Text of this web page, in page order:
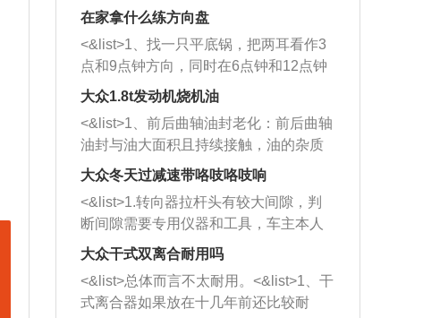
者是细棍，直接将杂物给取出来，如果
堵塞情况比较严重，也可以采取应急措
施。 <&list>2、直接利用木棍将所有的
杂物推到排气管里面的位置处，然后将
三元催化器拆解开，就可以将堵塞的东
西取出来。但如果是因为积碳过多引起
的堵塞，就需要将三元催化器泡在草酸
洗剂对堵塞的情况得到解决，将清洗剂
放在燃油箱中，与燃油混合后，车辆启
动时，就可以和汽油一起进入到燃烧
室，最后形成废气排出，就可以让三元
催化器得到清洗，排气管堵塞的情况就
能够得到解决。
在家拿什么练方向盘
<&list>1、找一只平底锅，把两耳看作3
点和9点钟方向，同时在6点钟和12点钟
方向做一个标记。 <&list>2、双手握住
一圈半的练习，往右同样也要打相同的
圈数。 <&list>3、最后强调要反复练
习，这样就可以形成肌肉记忆，在真实
驾驶车辆时，不需要记忆也能打好方
向。
大众1.8t发动机烧机油
<&list>1、前后曲轴油封老化：前后曲轴
油封与油大面积且持续接触，油的杂质
和发动机内持续温度变化使其密封效果
逐渐减弱，导致渗油或漏油。<&list>2、
活塞间隙过大：积碳会使活塞环与缸体
的间隙扩大，导致机油流入燃烧室中，
造成烧机油。<&list>3、机油粘度。使用
机油粘度过小的话，同样会有烧机油现
象，机油粘度过小具有很好的流动性，
大众冬天过减速带咯吱咯吱响
<&list>1.转向器拉杆头有较大间隙，判
断间隙需要专用仪器和工具，车主本人
无法制作，需要将车辆送到修理厂或4s
店；<&list>2.车辆半轴套管防尘罩破
裂，破裂后会出现漏油现象，使半轴磨
损严重，磨损的半轴容易损坏，产生异
大众干式双离合耐用吗
<&list>总体而言不太耐用。<&list>1、干
式离合器如果放在十几年前还比较耐